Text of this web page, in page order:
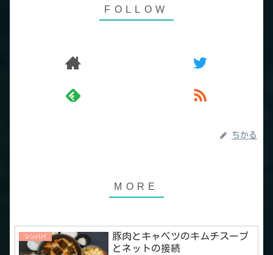
ちかる
シンパパ
豚肉とキャベツのキムチスープ
とネットの接続